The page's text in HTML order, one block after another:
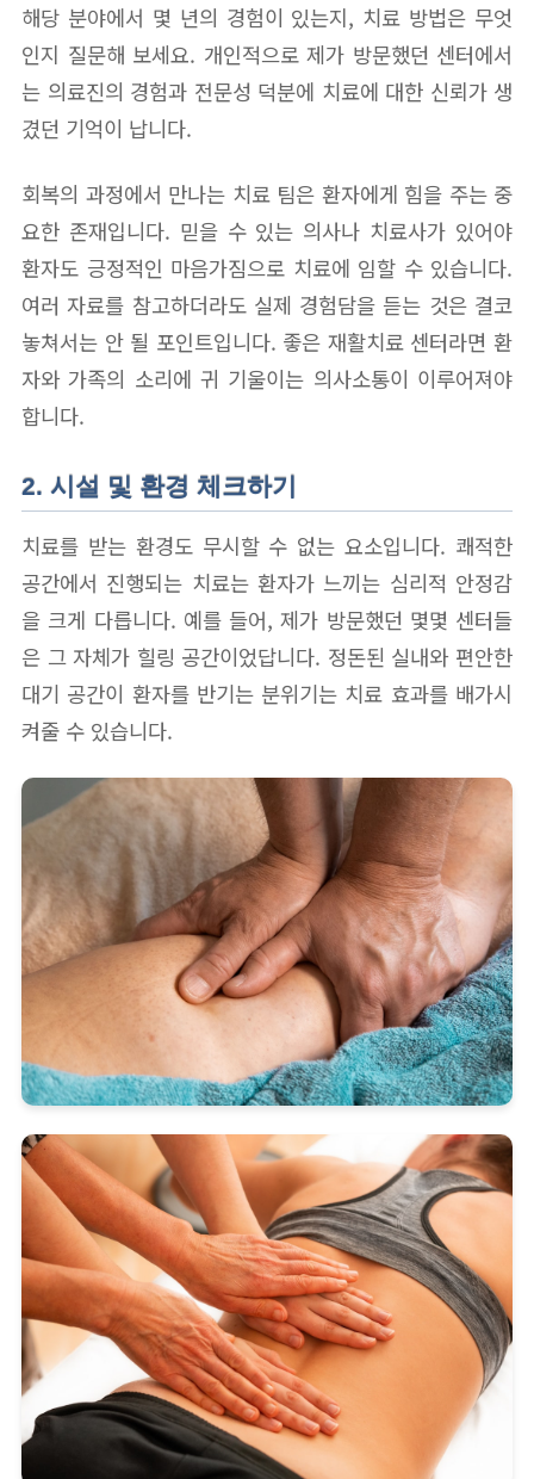
해당 분야에서 몇 년의 경험이 있는지, 치료 방법은 무엇
인지 질문해 보세요. 개인적으로 제가 방문했던 센터에서
는 의료진의 경험과 전문성 덕분에 치료에 대한 신뢰가 생
겼던 기억이 납니다.
회복의 과정에서 만나는 치료 팀은 환자에게 힘을 주는 중
요한 존재입니다. 믿을 수 있는 의사나 치료사가 있어야
환자도 긍정적인 마음가짐으로 치료에 임할 수 있습니다.
여러 자료를 참고하더라도 실제 경험담을 듣는 것은 결코
놓쳐서는 안 될 포인트입니다. 좋은 재활치료 센터라면 환
자와 가족의 소리에 귀 기울이는 의사소통이 이루어져야
합니다.
2. 시설 및 환경 체크하기
치료를 받는 환경도 무시할 수 없는 요소입니다. 쾌적한
공간에서 진행되는 치료는 환자가 느끼는 심리적 안정감
을 크게 다릅니다. 예를 들어, 제가 방문했던 몇몇 센터들
은 그 자체가 힐링 공간이었답니다. 정돈된 실내와 편안한
대기 공간이 환자를 반기는 분위기는 치료 효과를 배가시
켜줄 수 있습니다.